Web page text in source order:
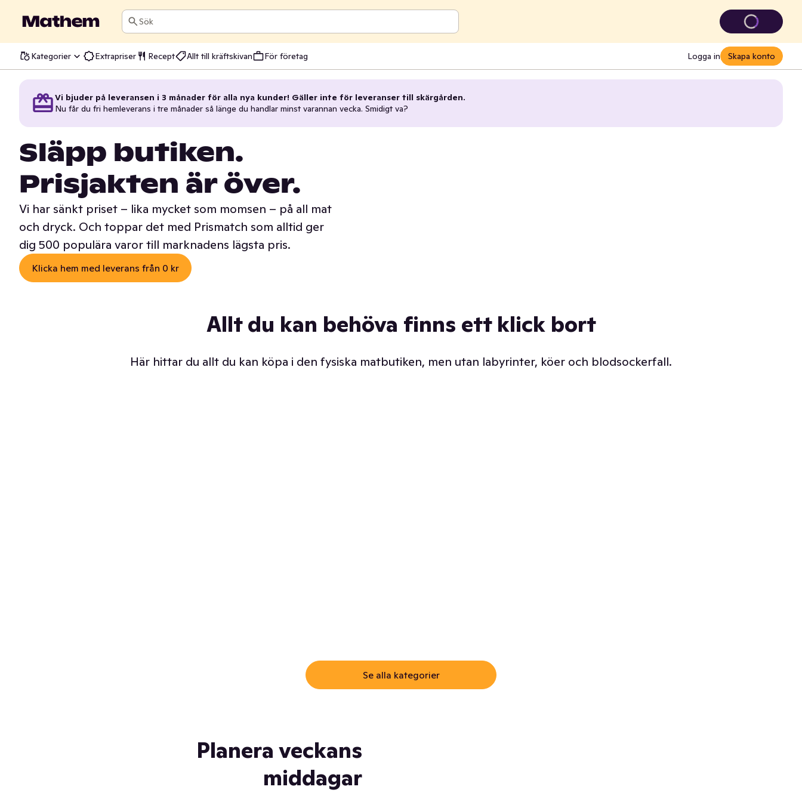
Sök
Kategorier Extrapriser Recept Allt till kräftskivan För företag Logga in Skapa konto
Vi bjuder på leveransen i 3 månader för alla nya kunder! Gäller inte för leveranser till skärgården.
Nu får du fri hemleverans i tre månader så länge du handlar minst varannan vecka. Smidigt va?
Släpp butiken.
Prisjakten är över.
Vi har sänkt priset – lika mycket som momsen – på all mat
och dryck. Och toppar det med Prismatch som alltid ger
dig 500 populära varor till marknadens lägsta pris.
Klicka hem med leverans från 0 kr
Allt du kan behöva finns ett klick bort
Här hittar du allt du kan köpa i den fysiska matbutiken, men utan labyrinter, köer och blodsockerfall.
Se alla kategorier
Planera veckans
middagar